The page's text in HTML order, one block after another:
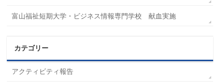
富山福祉短期大学・ビジネス情報専門学校 献血実施
カテゴリー
アクティビティ報告